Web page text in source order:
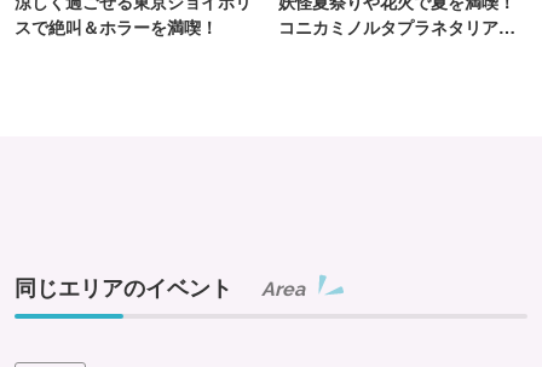
スで絶叫＆ホラーを満喫！
コニカミノルタプラネタリア
同じエリアのイベント Area